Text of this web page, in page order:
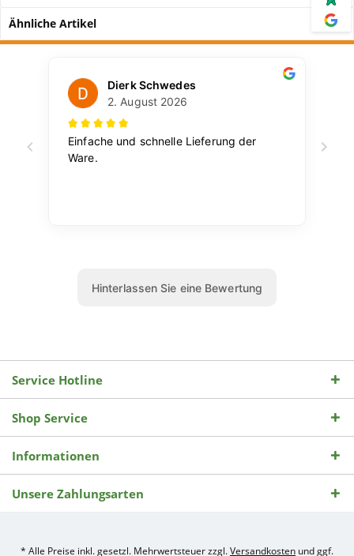
Ähnliche Artikel
Service Hotline
Shop Service
Informationen
Unsere Zahlungsarten
* Alle Preise inkl. gesetzl. Mehrwertsteuer zzgl.Versandkosten und ggf.